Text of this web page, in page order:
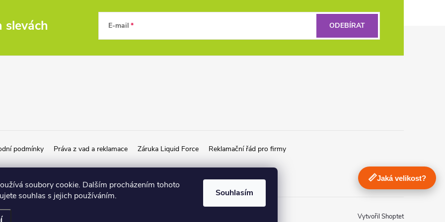
soubory cookie. Dalším procházením tohoto
souhlas s jejich používáním.
Souhlasím
slevách E-mail ODEBÍRAT
podmínky Práva z vad a reklamace Záruka Liquid Force Reklamační řád pro firmy
Vytvořil Shoptet
📏Jaká velikost?